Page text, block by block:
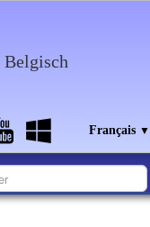
Belgisch
Français ▼